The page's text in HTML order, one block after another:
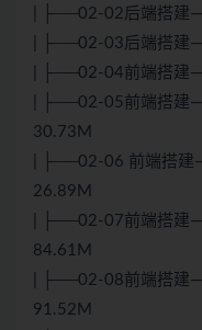
| ├──02-02后端搭建
| ├──02-03后端搭建
| ├──02-04前端搭建
| ├──02-05前端搭建
30.73M
| ├──02-06 前端搭建
26.89M
| ├──02-07前端搭建
84.61M
| ├──02-08前端搭建
91.52M